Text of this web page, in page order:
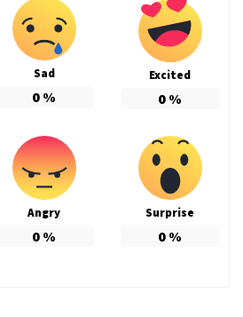
Sad
0 %
Excited
0 %
Angry
0 %
Surprise
0 %